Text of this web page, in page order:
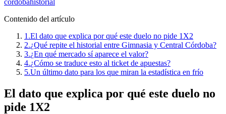
Contenido del artículo
1.El dato que explica por qué este duelo no pide 1X2
2.¿Qué repite el historial entre Gimnasia y Central Córdoba?
3.¿En qué mercado sí aparece el valor?
4.¿Cómo se traduce esto al ticket de apuestas?
5.Un último dato para los que miran la estadística en frío
El dato que explica por qué este duelo no
pide 1X2